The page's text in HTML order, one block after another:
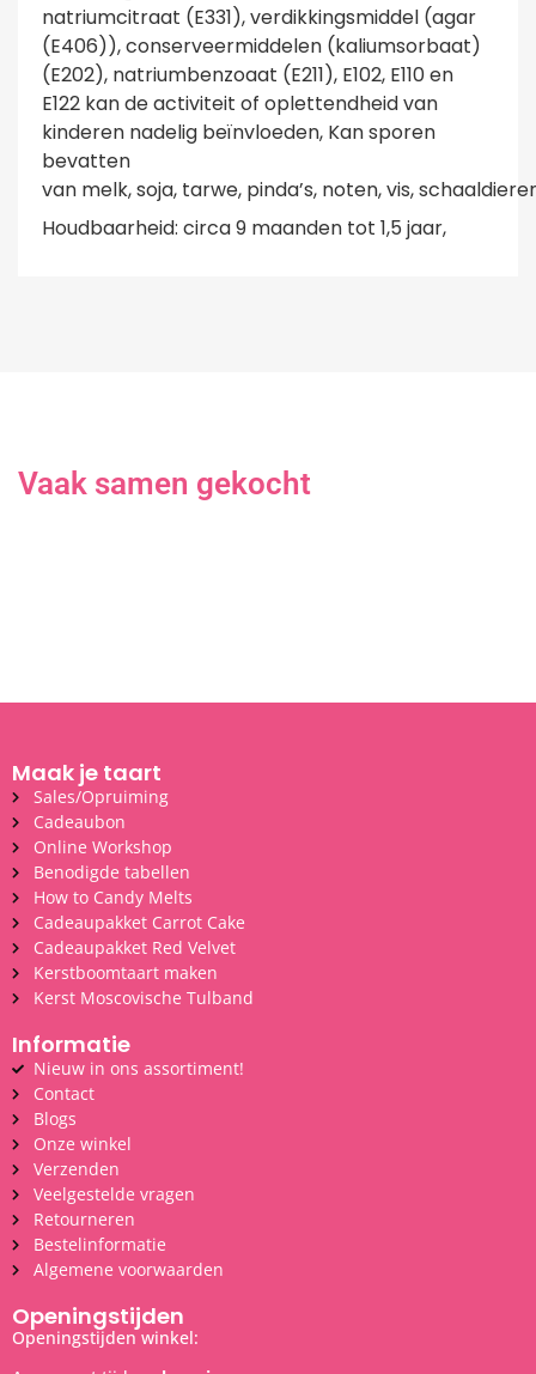
natriumcitraat (E331), verdikkingsmiddel (agar
(E406)), conserveermiddelen (kaliumsorbaat)
(E202), natriumbenzoaat (E211), E102, E110 en
E122 kan de activiteit of oplettendheid van
kinderen nadelig beïnvloeden, Kan sporen
bevatten
van melk,soja, tarwe, pinda’s, noten,vis,
Houdbaarheid: circa 9 maanden tot 1,5 jaar,
Vaak samen gekocht
Maak je taart
Sales/Opruiming
Cadeaubon
Online Workshop
Benodigde tabellen
How to Candy Melts
Cadeaupakket Carrot Cake
Cadeaupakket Red Velvet
Kerstboomtaart maken
Kerst Moscovische Tulband
Informatie
Nieuw in ons assortiment!
Contact
Blogs
Onze winkel
Verzenden
Veelgestelde vragen
Retourneren
Bestelinformatie
Algemene voorwaarden
Openingstijden
Openingstijden winkel: